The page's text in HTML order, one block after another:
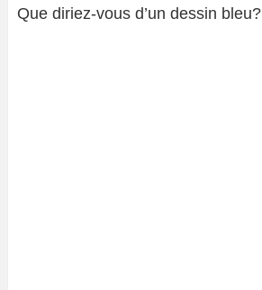
Que diriez-vous d’un dessin bleu?